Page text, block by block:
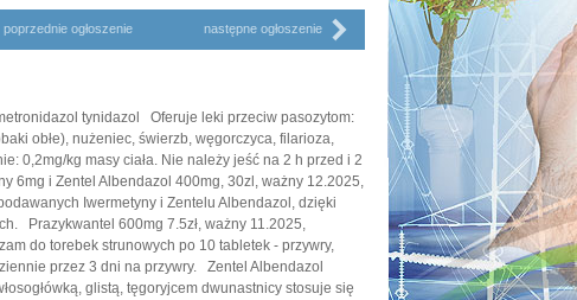
poprzednie ogłoszenie następne ogłoszenie
tynidazol Oferuje leki przeciw pasozytom:
obłe), nużeniec, świerzb, węgorczyca, filarioza,
0,2mg/kg masy ciała. Nie należy jeść na 2 h przed i 2
6mg i Zentel Albendazol 400mg, 30zl, ważny 12.2025,
Iwermetyny i Zentelu Albendazol, dzięki
Prazykwantel 600mg 7.5zł, ważny 11.2025,
do torebek strunowych po 10 tabletek - przywry,
przez 3 dni na przywry. Zentel Albendazol
glistą, tęgoryjcem dwunastnicy stosuje się